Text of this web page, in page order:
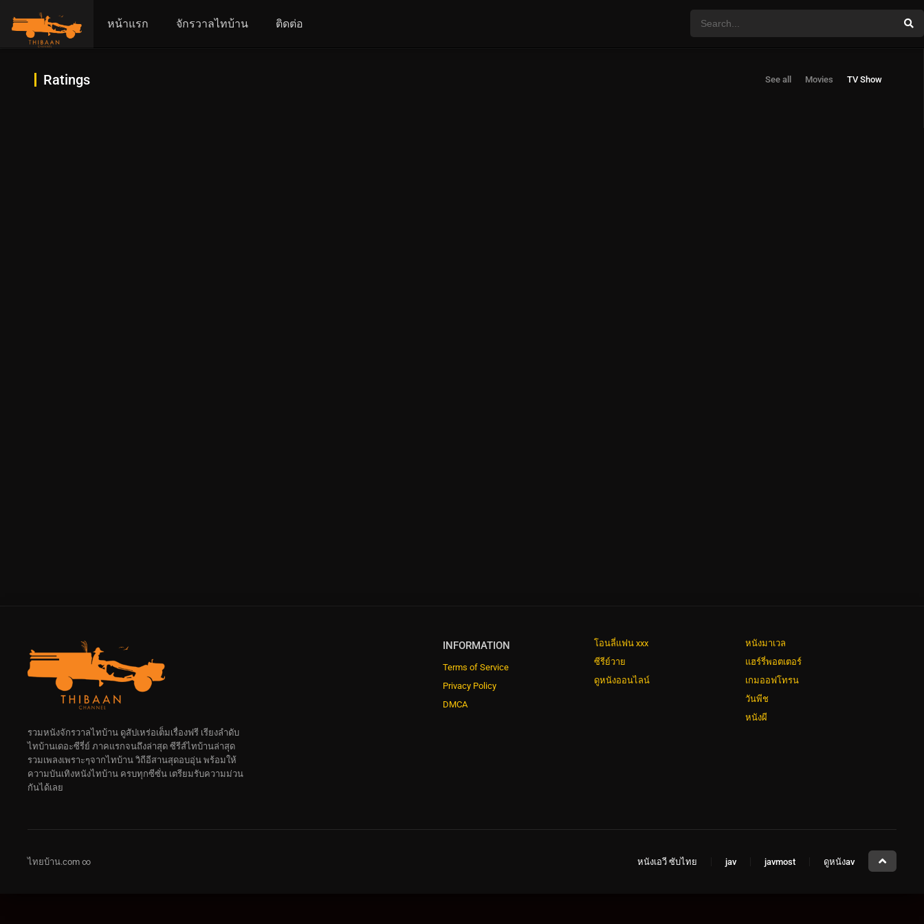
หน้าแรก จักรวาลไทบ้าน ติดต่อ
Ratings See all Movies TV Show
INFORMATION
Terms of Service
Privacy Policy
DMCA
โอนลี่แฟน xxx
ซีรีย์วาย
ดูหนังออนไลน์
หนังมาเวล
แฮร์รี่พอตเตอร์
เกมออฟโทรน
วันพีช
หนังผี
รวมหนังจักรวาลไทบ้าน ดูสัปเหร่อเต็มเรื่องฟรี เรียงลำดับ
ไทบ้านเดอะซีรี่ย์ ภาคแรกจนถึงล่าสุด ซีรีส์ไทบ้านล่าสุด
รวมเพลงเพราะๆจากไทบ้าน วิถีอีสานสุดอบอุ่น พร้อมให้
ความบันเทิงหนังไทบ้าน ครบทุกซีซั่น เตรียมรับความม่วน
กันได้เลย
ไทยบ้าน.com ∞ หนังเอวี ซับไทย jav javmost ดูหนังav